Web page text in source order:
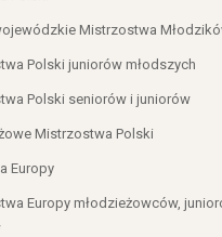
Mistrzostwa
Polski juniorów młodszych
Polski seniorów i juniorów
Mistrzostwa Polski
Europy
Europy młodzieżowców,